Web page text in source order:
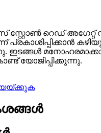
സ്റ്റോൺ റെഡ്
യോജിപ്പിക്കുന്നു.